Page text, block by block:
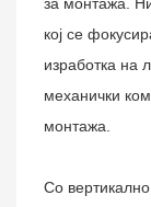
кој се
изработка на
механички
монтажа.
Со